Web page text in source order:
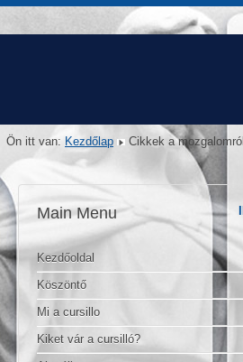
Ön itt van: Kezdőlap Cikkek a mozgalomról
Main Menu
Kezdőoldal
Köszöntő
Mi a cursillo
Kiket vár a cursilló?